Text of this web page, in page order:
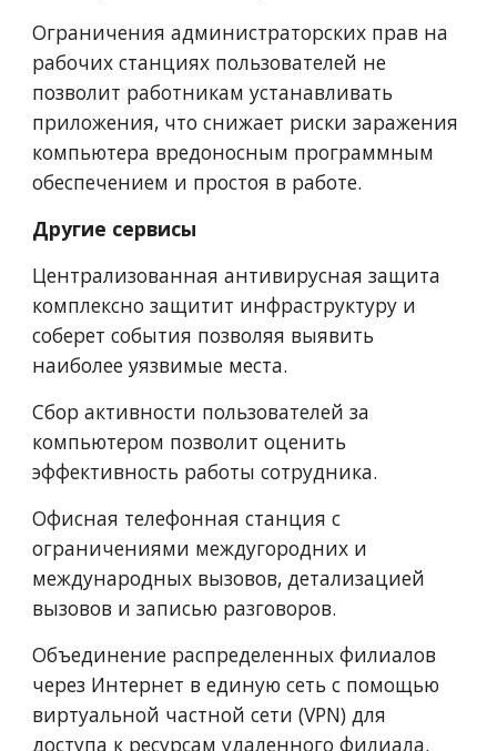
Ограничения администраторских прав на
рабочих станциях пользователей не
позволит работникам устанавливать
приложения, что снижает риски заражения
компьютера вредоносным программным
обеспечением и простоя в работе.
Другие сервисы
Централизованная антивирусная защита
комплексно защитит инфраструктуру и
соберет события позволяя выявить
наиболее уязвимые места.
Сбор активности пользователей за
компьютером позволит оценить
эффективность работы сотрудника.
Офисная телефонная станция с
ограничениями междугородних и
международных вызовов, детализацией
вызовов и записью разговоров.
Объединение распределенных филиалов
через Интернет в единую сеть с помощью
виртуальной частной сети (VPN) для
доступа к ресурсам удаленного филиала.